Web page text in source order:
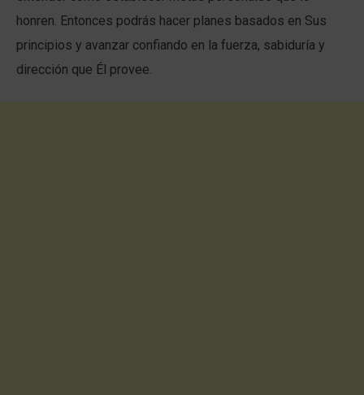
honren. Entonces podrás hacer planes basados en Sus
principios y avanzar confiando en la fuerza, sabiduría y
dirección que Él provee.